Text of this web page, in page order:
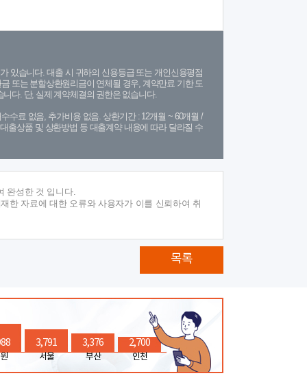
있습니다. 대출 시 귀하의 신용등급 또는 개인신용평점
또는 분할상환원리금이 연체될 경우, 계약만료 기한 도
다. 단, 실제 계약체결의 권한은 없습니다.
수료 없음, 추가비용 없음. 상환기간 : 12개월 ~ 60개월 /
출상품 및 상환방법 등 대출계약 내용에 따라 달라질 수
완성한 것 입니다.
한 자료에 대한 오류와 사용자가 이를 신뢰하여 취
목록
3,791
서울
3,376
부산
2,700
인천